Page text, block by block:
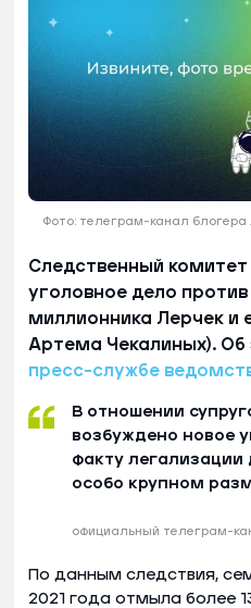
Фото: телеграм-канал блогера
Следственный
уголовное дело
миллионника Лерчек и
Артема Чекалиных).
пресс-службе
В отношении
возбуждено новое
факту легализации
особо крупном
официальный телеграм-
По данным следствия,
2021 года отмыла более